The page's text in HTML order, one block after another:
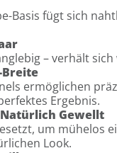
Basis fügt sich
– verhält
Breite
ermöglichen
Ergebnis.
Gewellt
um mühelos
Look.